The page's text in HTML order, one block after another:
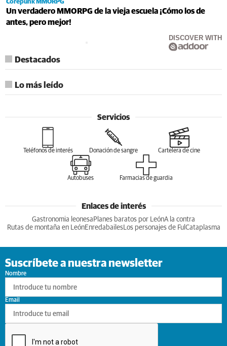
Corepunk MMORPG
Un verdadero MMORPG de la vieja escuela ¡Cómo los de
antes, pero mejor!
DISCOVER WITH
Destacados
Lo más leído
Servicios
Teléfonos de interés Donación de sangre Cartelera de cine
Autobuses Farmacias de guardia
Enlaces de interés
Gastronomia leonesa Planes baratos por LeónA la contra
Rutas de montaña en LeónEnredabailesLos personajes de Ful Cataplasma
Suscríbete a nuestra newsletter
Nombre
Email